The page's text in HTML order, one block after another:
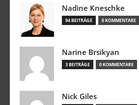
Nadine Kneschke
94 BEITRÄGE 0 KOMMENTARE
Narine Brsikyan
3 BEITRÄGE 0 KOMMENTARE
Nick Giles